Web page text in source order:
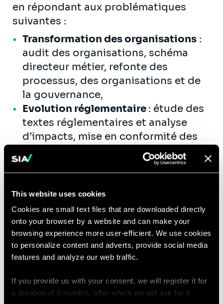
This website uses cookies
Cookies are small text files that are downloaded directly
onto your browser by a website and can make your
browsing experience more user-efficient. We use cookies
to personalize content and adverts, provide social media
features and analyze our web traffic.
If you provide us with your consent, we will register it for
a duration of 6 months, after which we will ask for it
en répondant aux problématiques
suivantes :
Transformation des organisations :
audit des organisations, schéma
directeur métier, refonte des
processus, des organisations et de
la gouvernance,
Evolution réglementaire : étude des
textes réglementaires et analyse
d’impacts, mise en conformité des
organisations et des processus,
Gestion de projets
: cadrage,
pilotage de projet (PMO),
accompagnement au changement,
Marketing et relation client: études
de marché, segmentation client,
conception d’offres et de services
(marketing mix, business plan…),
CRM et connaissance client,
stratégie digitale et multicanale,